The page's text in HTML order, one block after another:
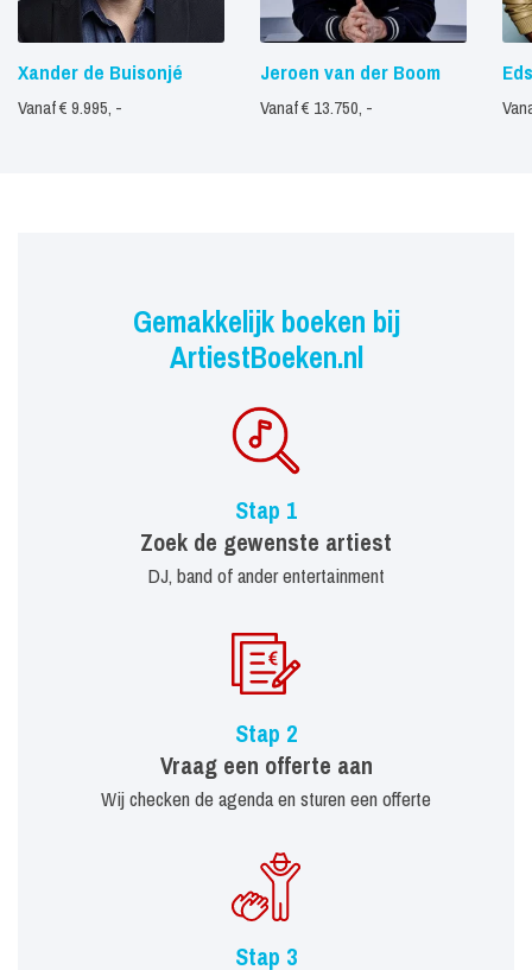
Xander de Buisonjé
Vanaf € 9.995, -
Jeroen van der Boom
Vanaf € 13.750, -
Gemakkelijk boeken bij
ArtiestBoeken.nl
Stap 1
Zoek de gewenste artiest
DJ, band of ander entertainment
Stap 2
Vraag een offerte aan
Wij checken de agenda en sturen een offerte
Stap 3